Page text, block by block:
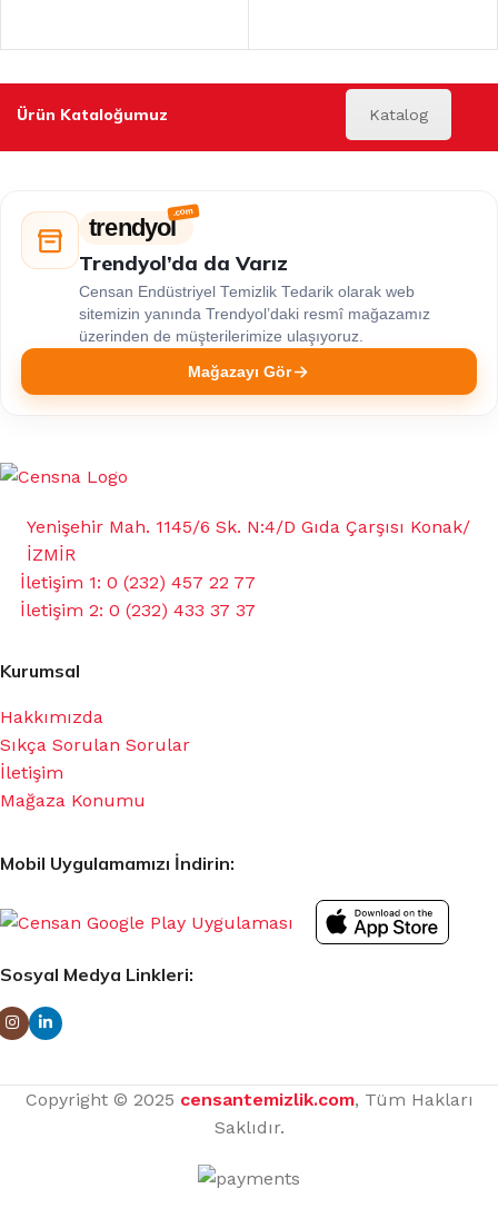
Ürün Kataloğumuz Katalog
trendyol
Trendyol’da da Varız
Censan Endüstriyel Temizlik Tedarik olarak web
sitemizin yanında Trendyol’daki resmî mağazamız
üzerinden de müşterilerimize ulaşıyoruz.
Mağazayı Gör
Yenişehir Mah. 1145/6 Sk. N:4/D Gıda Çarşısı Konak/
İZMİR
İletişim 1: 0 (232) 457 22 77
İletişim 2: 0 (232) 433 37 37
Kurumsal
Hakkımızda
Sıkça Sorulan Sorular
İletişim
Mağaza Konumu
Mobil Uygulamamızı İndirin:
Sosyal Medya Linkleri:
Copyright © 2025 censantemizlik.com, Tüm Hakları
Saklıdır.